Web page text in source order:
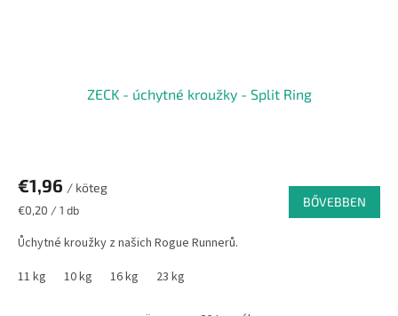
ZECK - úchytné kroužky - Split Ring
€1,96 / köteg
Egységár:
€0,20 / 1 db
BŐVEBBEN
Ůchytné kroužky z našich Rogue Runnerů.
11 kg
10 kg 16 kg 23 kg